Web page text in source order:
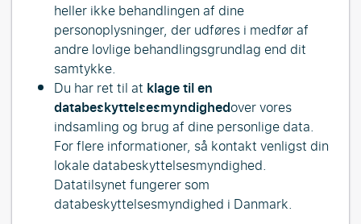
heller ikke behandlingen af dine
personoplysninger, der udføres i medfør af
andre lovlige behandlingsgrundlag end dit
samtykke.
Du har ret til at klage til en
databeskyttelsesmyndighedover vores
indsamling og brug af dine personlige data.
For flere informationer, så kontakt venligst din
lokale databeskyttelsesmyndighed.
Datatilsynet fungerer som
databeskyttelsesmyndighed i Danmark.